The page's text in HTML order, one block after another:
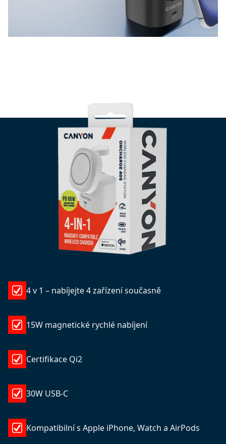
4 v 1 – nabíjejte 4 zařízení současně
15W magnetické rychlé nabíjení
Certifikace Qi2
30W USB-C
Kompatibilní s Apple iPhone, Watch a AirPods